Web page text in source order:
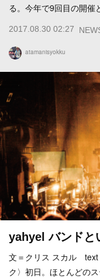
る。今年で9回目の開
2017.08.30 02:27
atamanisyokku
yahyel バンドと
文＝クリス スカル text
ク〉初日。ほとんどの